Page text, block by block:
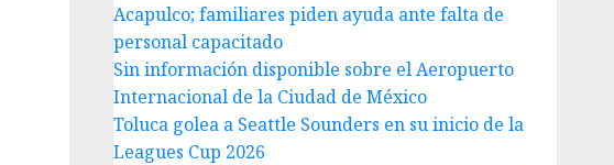
Acapulco; familiares piden ayuda ante falta de
personal capacitado
Sin información disponible sobre el Aeropuerto
Internacional de la Ciudad de México
Toluca golea a Seattle Sounders en su inicio de la
Leagues Cup 2026